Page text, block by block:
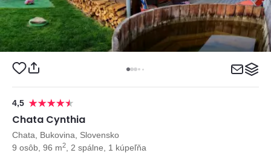
4,5
Chata Cynthia
Chata, Bukovina, Slovensko
9 osôb, 96 m2 , 2 spálne, 1 kúpeľňa